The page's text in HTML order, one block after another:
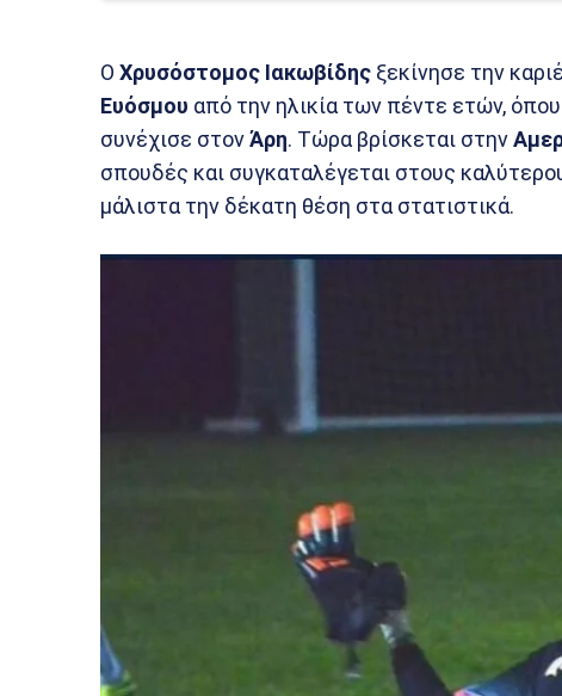
Ο Χρυσόστομος Ιακωβίδης ξεκίνησε την
Ευόσμου από την ηλικία των πέντε ετών,
συνέχισε στονΆρη. Τώρα βρίσκεται στην
σπουδές και συγκαταλέγεται στους
μάλιστα την δέκατη θέση στα στατιστικά.